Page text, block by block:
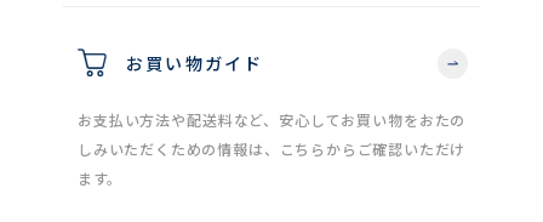
お買い物ガイド
お支払い方法や配送料など、安心してお買い物をおたの
しみいただくための情報は、こちらからご確認いただけ
ます。